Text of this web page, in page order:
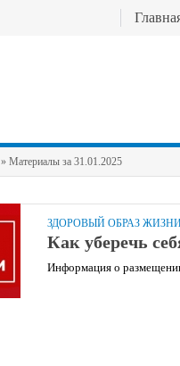
» Материалы за 31.01.2025
ЗДОРОВЫЙ ОБРАЗ
Как уберечь
Информация о